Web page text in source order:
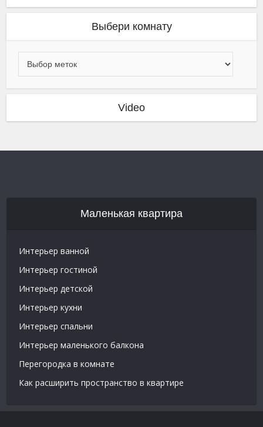
Выбери комнату
Video
Маленькая квартира
Интерьер ванной
Интерьер гостиной
Интерьер детской
Интерьер кухни
Интерьер спальни
Интерьер маленького балкона
Перегородка в комнате
Как расширить пространство в квартире